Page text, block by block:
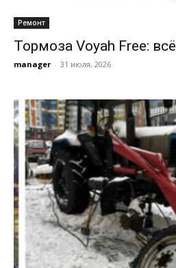
Ремонт
Тормоза Voyah Free:
manager - 31 июля, 2026